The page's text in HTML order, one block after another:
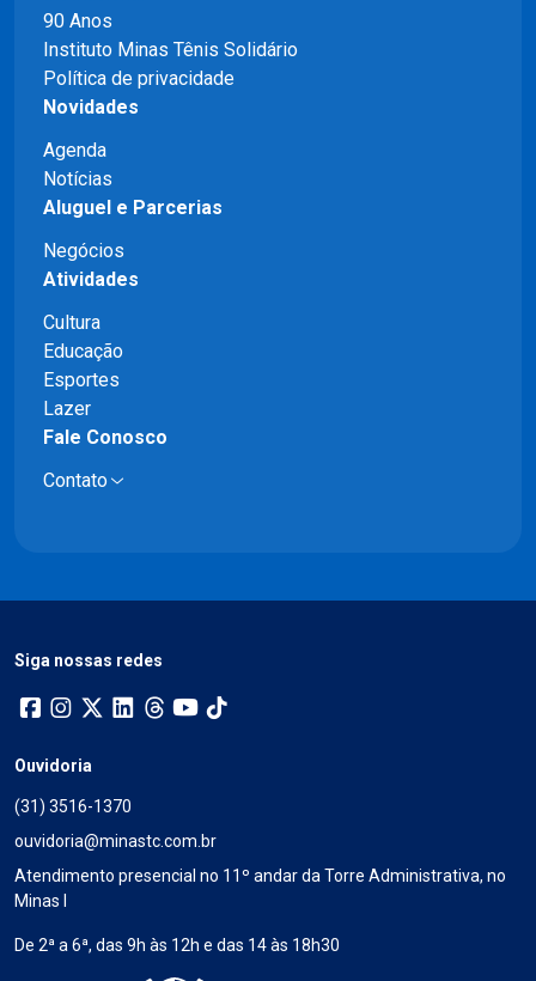
90 Anos
Instituto Minas Tênis Solidário
Política de privacidade
Novidades
Agenda
Notícias
Aluguel e Parcerias
Negócios
Atividades
Cultura
Educação
Esportes
Lazer
Fale Conosco
Contato
Siga nossas redes
Ouvidoria
(31) 3516-1370
ouvidoria@minastc.com.br
Atendimento presencial no 11º andar da Torre Administrativa, no
Minas I
De 2ª a 6ª, das 9h às 12h e das 14 às 18h30